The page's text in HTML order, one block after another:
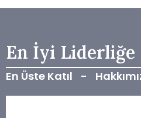
En İyi Liderliğe
En Üste Katıl -